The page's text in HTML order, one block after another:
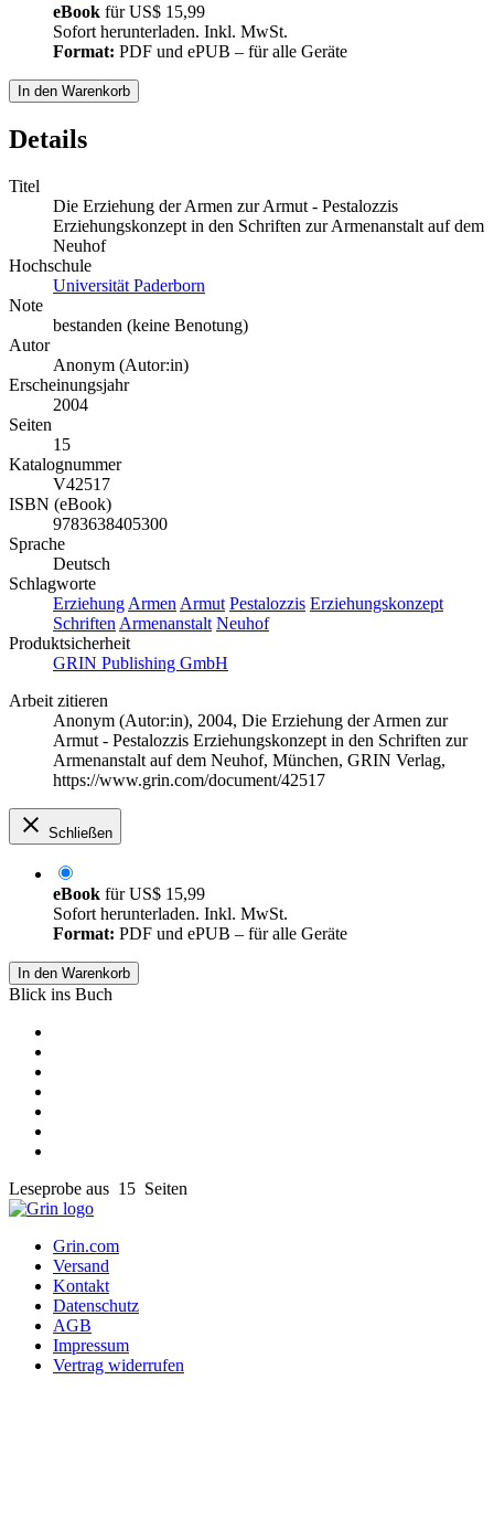
eBook fürUS$ 15,99
Sofort herunterladen. Inkl. MwSt.
Format: PDF und ePUB – für alle Geräte
In den Warenkorb
Details
Titel
Die Erziehung der Armen zur Armut - Pestalozzis
Erziehungskonzept in den Schriften zur Armenanstalt auf dem
Neuhof
Hochschule
Universität Paderborn
Note
bestanden (keine Benotung)
Autor
Anonym (Autor:in)
Erscheinungsjahr
2004
Seiten
15
Katalognummer
V42517
ISBN (eBook)
9783638405300
Sprache
Deutsch
Schlagworte
Erziehung Armen Armut Pestalozzis Erziehungskonzept
Schriften Armenanstalt Neuhof
Produktsicherheit
GRIN Publishing GmbH
Arbeit zitieren
Anonym (Autor:in), 2004, Die Erziehung der Armen zur
Armut - Pestalozzis Erziehungskonzept in den Schriften zur
Armenanstalt auf dem Neuhof, München, GRIN Verlag,
https://www.grin.com/document/42517
Schließen
eBook fürUS$ 15,99
Sofort herunterladen. Inkl. MwSt.
Format: PDF und ePUB – für alle Geräte
In den Warenkorb
Blick ins Buch
Leseprobe aus 15 Seiten
Grin.com
Versand
Kontakt
Datenschutz
AGB
Impressum
Vertrag widerrufen